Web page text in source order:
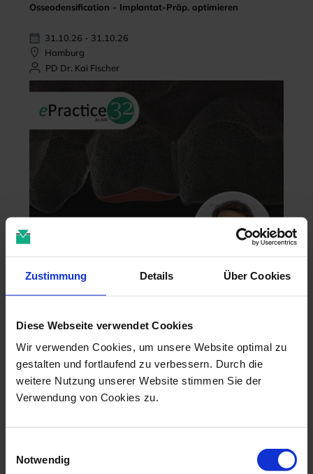
Zustimmung Details Über Cookies
Diese Webseite verwendet Cookies
Wir verwenden Cookies, um unsere Website optimal zu
gestalten und fortlaufend zu verbessern. Durch die
weitere Nutzung unserer Website stimmen Sie der
Verwendung von Cookies zu.
Notwendig
Osseodensification - Implantat-Präp. optimieren
31.10.26 - 31.10.26
Hamburg
PD Dr. Kai Fischer
Zahntechnik im 4D-Zeitalter
online
Dr. Christian Leonhardt